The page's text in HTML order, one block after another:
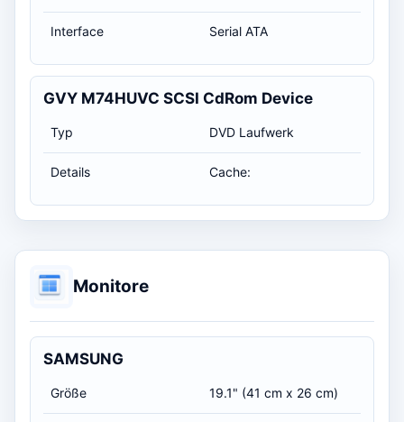
Interface Serial ATA
GVY M74HUVC SCSI CdRom Device
Typ DVD Laufwerk
Details Cache:
Monitore
SAMSUNG
Größe 19.1" (41 cm x 26 cm)